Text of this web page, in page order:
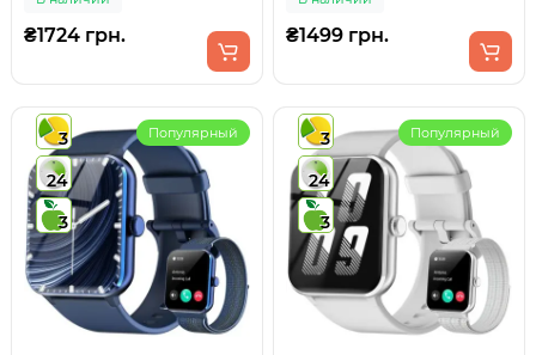
₴1724 грн. ₴1499 грн.
3
24
3
Популярный
3
24
3
Популярный